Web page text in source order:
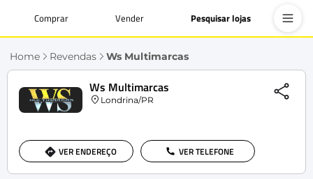
Comprar Vender Pesquisar lojas
Home Revendas Ws Multimarcas
Ws Multimarcas
Londrina/PR
VER ENDEREÇO VER TELEFONE